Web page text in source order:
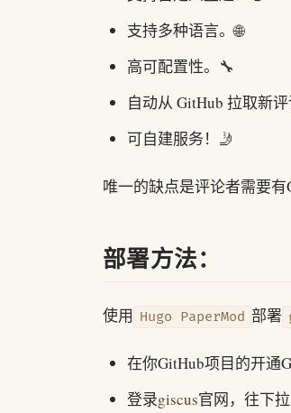
支持多种语言。🌐
高可配置性。🔧
自动从 GitHub 拉取新
可自建服务！🤳
唯一的缺点是评论者需要有
部署方法：
使用 Hugo PaperMod 部署
在你GitHub项目的开通
登录giscus官网，往下